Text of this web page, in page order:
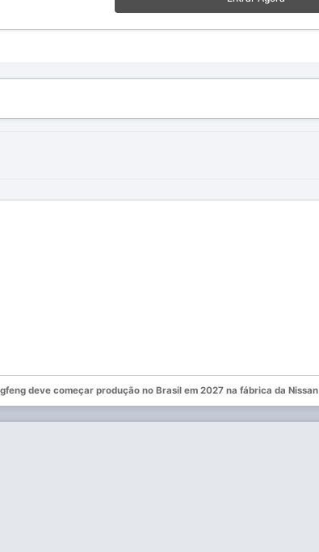
deve começar produção no Brasil em 2027 na fábrica da Nissan